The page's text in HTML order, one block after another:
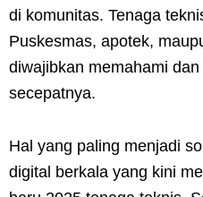
di komunitas. Tenaga
Puskesmas, apotek,
diwajibkan memahami
secepatnya.
Hal yang paling menjadi
digital berkala yang kini